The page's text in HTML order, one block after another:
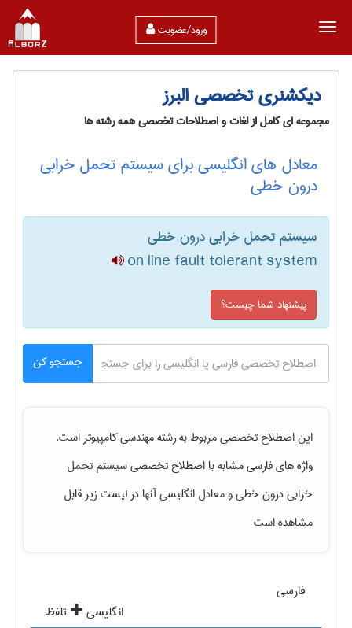
ورود/عضویت
دیکشنری تخصصی البرز
مجموعه ای کامل از لغات و اصطلاحات تخصصی همه رشته ها
معادل های انگلیسی برای سیستم تحمل خرابی
درون خطی
سیستم تحمل خرابی درون خطی
on line fault tolerant system
پیشنهاد شما چیست؟
جستجو کن
این اصطلاح تخصصی مربوط به رشتهمهندسی كامپيوتراست.
واژه های فارسی مشابه با اصطلاح تخصصیسیستم تحمل
خرابی درون خطیو معادل انگلیسی آنها در لیست زیر قابل
مشاهده است
فارسی
انگلیسی
تلفظ